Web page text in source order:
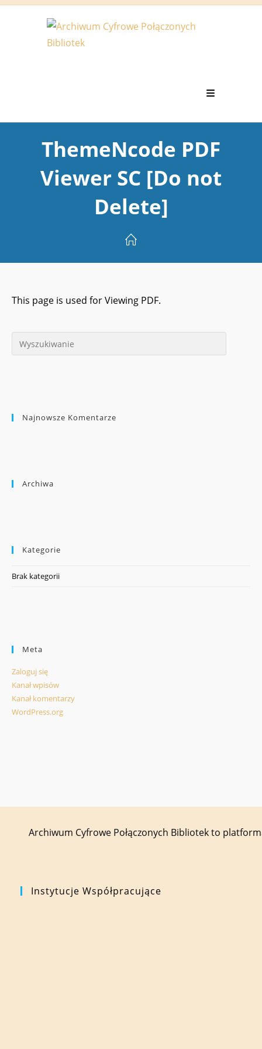
Koniec
ThemeNcode PDF
Viewer SC [Do not
Delete]
This page is used for Viewing PDF.
Najnowsze Komentarze
Archiwa
Kategorie
Brak kategorii
Meta
Zaloguj się
Kanał wpisów
Kanał komentarzy
WordPress.org
Archiwum Cyfrowe Połączonych Bibliotek to
Instytucje Współpracujące